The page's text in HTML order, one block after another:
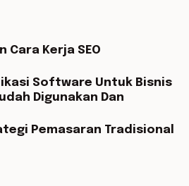
Cara Kerja SEO
Software Untuk Bisnis
Digunakan Dan
Pemasaran Tradisional